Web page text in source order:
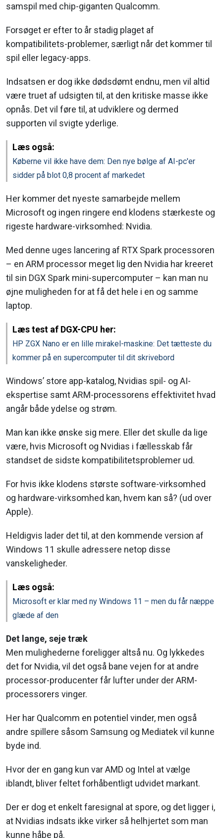
samspil med chip-giganten Qualcomm.
Forsøget er efter to år stadig plaget af
kompatibilitets-problemer, særligt når det kommer til
spil eller legacy-apps.
Indsatsen er dog ikke dødsdømt endnu, men vil altid
være truet af udsigten til, at den kritiske masse ikke
opnås. Det vil føre til, at udviklere og dermed
supporten vil svigte yderlige.
Læs også:
Køberne vil ikke have dem: Den nye bølge af AI-pc'er
sidder på blot 0,8 procent af markedet
Her kommer det nyeste samarbejde mellem
Microsoft og ingen ringere end klodens stærkeste og
rigeste hardware-virksomhed: Nvidia.
Med denne uges lancering af RTX Spark processoren
– en ARM processor meget lig den Nvidia har kreeret
til sin DGX Spark mini-supercomputer – kan man nu
øjne muligheden for at få det hele i en og samme
laptop.
Læs test af DGX-CPU her:
HP ZGX Nano er en lille mirakel-maskine: Det tætteste du
kommer på en supercomputer til dit skrivebord
Windows’ store app-katalog, Nvidias spil- og AI-
ekspertise samt ARM-processorens effektivitet hvad
angår både ydelse og strøm.
Man kan ikke ønske sig mere. Eller det skulle da lige
være, hvis Microsoft og Nvidias i fællesskab får
standset de sidste kompatibilitetsproblemer ud.
For hvis ikke klodens største software-virksomhed
og hardware-virksomhed kan, hvem kan så? (ud over
Apple).
Heldigvis lader det til, at den kommende version af
Windows 11 skulle adressere netop disse
vanskeligheder.
Læs også:
Microsoft er klar med ny Windows 11 – men du får næppe
glæde af den
Det lange, seje træk
Men mulighederne foreligger altså nu. Og lykkedes
det for Nvidia, vil det også bane vejen for at andre
processor-producenter får lufter under der ARM-
processorers vinger.
Her har Qualcomm en potentiel vinder, men også
andre spillere såsom Samsung og Mediatek vil kunne
byde ind.
Hvor der en gang kun var AMD og Intel at vælge
iblandt, bliver feltet forhåbentligt udvidet markant.
Der er dog et enkelt faresignal at spore, og det ligger i,
at Nvidias indsats ikke virker så helhjertet som man
kunne håbe på.